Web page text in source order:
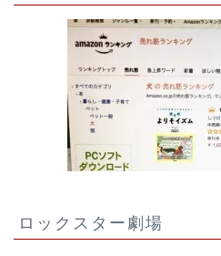
ロックスター劇場